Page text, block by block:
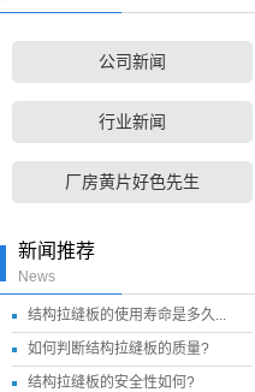
公司新闻
行业新闻
厂房黄片好色先生
新闻推荐
News
结构拉缝板的使用寿命是多久...
如何判断结构拉缝板的质量?
结构拉缝板的安全性如何?